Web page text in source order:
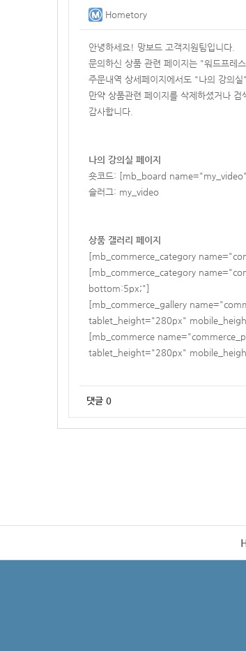
Hometory
안녕하세요! 망보드 고객지원팀입니다.
문의하신 상품 관련 페이지는 "워드프레
주문내역 상세페이지에서도 "나의 강의
만약 상품관련 페이지를 삭제하셨거나
감사합니다.
나의 강의실 페이지
숏코드: [mb_board
슬러그: my_video
상품 갤러리 페이지
[mb_commerce_category
[mb_commerce_category
bottom:5px;"]
[mb_commerce_gallery
tablet_height="280px"
[mb_commerce
tablet_height="280px"
댓글 0